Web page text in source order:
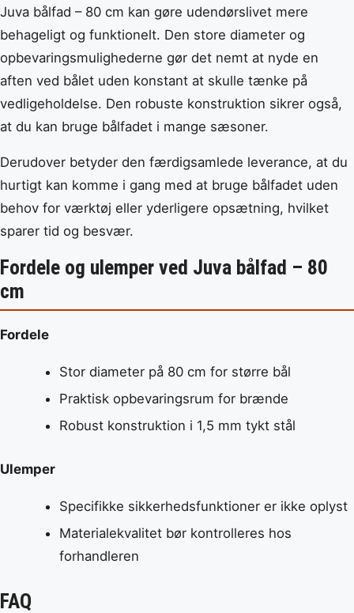
Juva bålfad – 80 cm kan gøre udendørslivet mere
behageligt og funktionelt. Den store diameter og
opbevaringsmulighederne gør det nemt at nyde en
aften ved bålet uden konstant at skulle tænke på
vedligeholdelse. Den robuste konstruktion sikrer også,
at du kan bruge bålfadet i mange sæsoner.
Derudover betyder den færdigsamlede leverance, at du
hurtigt kan komme i gang med at bruge bålfadet uden
behov for værktøj eller yderligere opsætning, hvilket
sparer tid og besvær.
Fordele og ulemper ved Juva bålfad – 80
cm
Fordele
Stor diameter på 80 cm for større bål
Praktisk opbevaringsrum for brænde
Robust konstruktion i 1,5 mm tykt stål
Ulemper
Specifikke sikkerhedsfunktioner er ikke oplyst
Materialekvalitet bør kontrolleres hos
forhandleren
FAQ